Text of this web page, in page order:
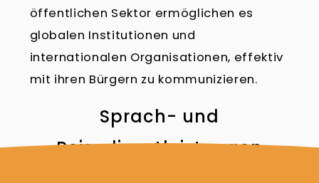
öffentlichen Sektor ermöglichen es
globalen Institutionen und
internationalen Organisationen, effektiv
mit ihren Bürgern zu kommunizieren.
Sprach- und
Reisedienstleistungen